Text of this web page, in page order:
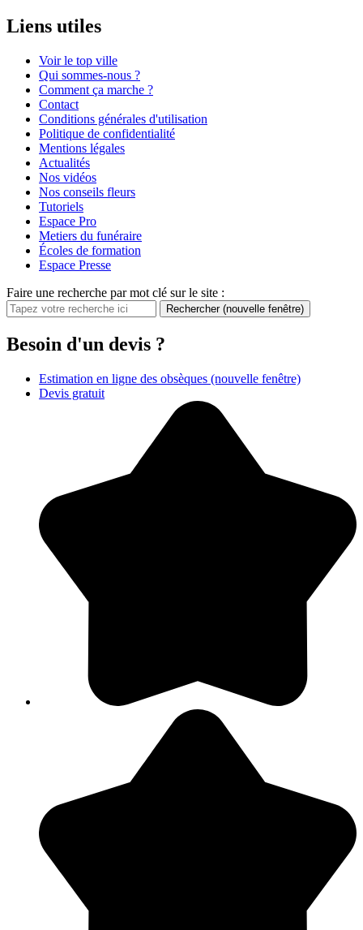
Liens utiles
Voir le top ville
Qui sommes-nous ?
Comment ça marche ?
Contact
Conditions générales d'utilisation
Politique de confidentialité
Mentions légales
Actualités
Nos vidéos
Nos conseils fleurs
Tutoriels
Espace Pro
Metiers du funéraire
Écoles de formation
Espace Presse
Faire une recherche par mot clé sur le site :
Rechercher (nouvelle fenêtre)
Besoin d'un devis ?
Estimation en ligne des obsèques (nouvelle fenêtre)
Devis gratuit